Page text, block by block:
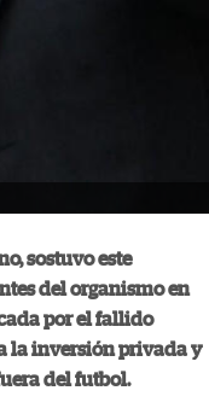
sostuvo este
del organismo en
por el fallido
la inversión privada y
del futbol.